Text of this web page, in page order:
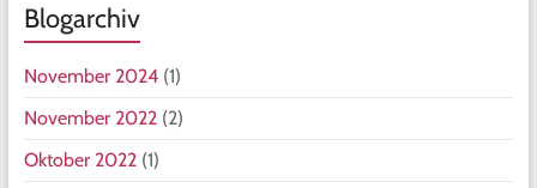
Blogarchiv
November 2024(1)
November 2022(2)
Oktober 2022(1)